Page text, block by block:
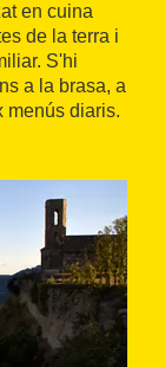
en cuina
de la terra i
S'hi
a la brasa, a
menús diaris.